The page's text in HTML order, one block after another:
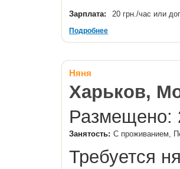
Зарплата: 20 грн./час или
Подробнее
Няня
Харьков,
Размещено:
Занятость: С проживанием,
Требуется